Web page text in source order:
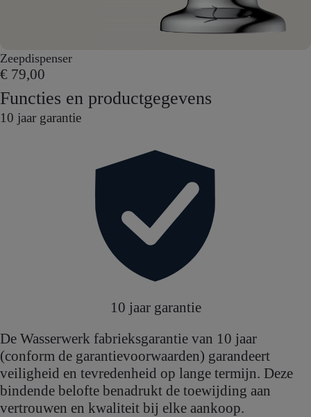
Zeepdispenser
€ 79,00
Functies en productgegevens
10 jaar garantie
10 jaar garantie
De Wasserwerk fabrieksgarantie van 10 jaar
(conform de garantievoorwaarden) garandeert
veiligheid en tevredenheid op lange termijn. Deze
bindende belofte benadrukt de toewijding aan
vertrouwen en kwaliteit bij elke aankoop.